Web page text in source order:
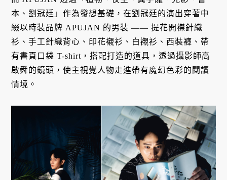
本、劉冠廷」作為發想基礎，在劉冠廷的演出穿著中
綴以時裝品牌 APUJAN 的男裝 —— 提花開襟針織
衫、手工針織背心、印花襯衫、白襯衫、西裝褲、帶
有書頁口袋 T-shirt，搭配打造的道具，透過攝影師高
啟舜的鏡頭，使主視覺人物走進帶有魔幻色彩的閱讀
情境。